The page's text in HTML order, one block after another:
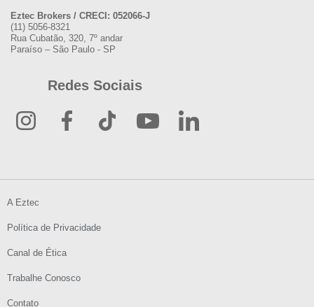
Eztec Brokers / CRECI: 052066-J
(11) 5056-8321
Rua Cubatão, 320, 7º andar
Paraíso – São Paulo - SP
Redes Sociais
A Eztec
Política de Privacidade
Canal de Ética
Trabalhe Conosco
Contato